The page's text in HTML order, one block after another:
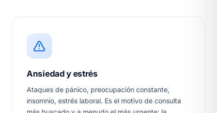
Ansiedad y estrés
Ataques de pánico, preocupación constante,
insomnio, estrés laboral. Es el motivo de consulta